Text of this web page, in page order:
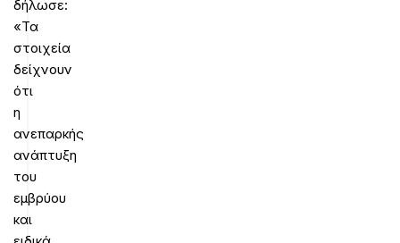
δήλωσε:
«Τα
στοιχεία
δείχνουν
ότι
η
ανεπαρκής
ανάπτυξη
του
εμβρύου
και